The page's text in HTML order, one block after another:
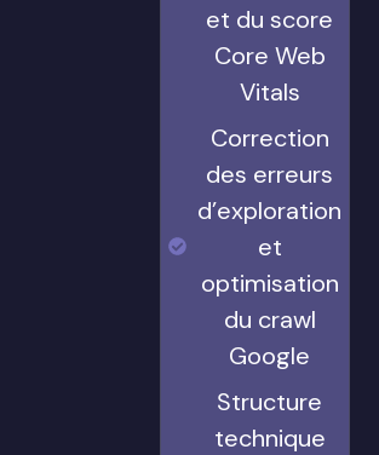
et du score
Core Web
Vitals
Correction
des erreurs
d’exploration
et
optimisation
du crawl
Google
Structure
technique